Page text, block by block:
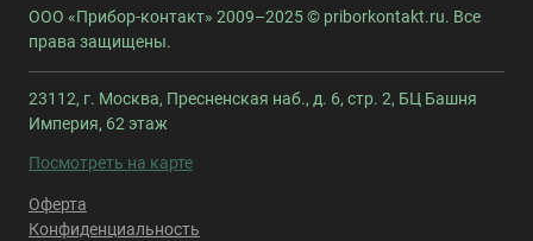
ООО «Прибор-контакт» 2009–2025 © priborkontakt.ru. Все
права защищены.
23112, г. Москва, Пресненская наб., д. 6, стр. 2, БЦ Башня
Империя, 62 этаж
Посмотреть на карте
Оферта
Конфиденциальность